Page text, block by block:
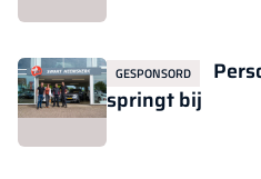
GESPONSORD
springt bij